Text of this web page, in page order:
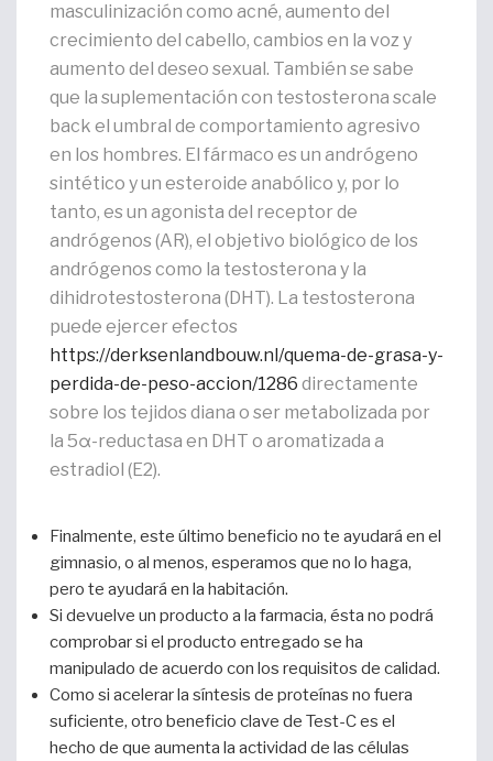
masculinización como acné, aumento del
crecimiento del cabello, cambios en la voz y
aumento del deseo sexual. También se sabe
que la suplementación con testosterona scale
back el umbral de comportamiento agresivo
en los hombres. El fármaco es un andrógeno
sintético y un esteroide anabólico y, por lo
tanto, es un agonista del receptor de
andrógenos (AR), el objetivo biológico de los
andrógenos como la testosterona y la
dihidrotestosterona (DHT). La testosterona
puede ejercer efectos
https://derksenlandbouw.nl/quema-de-grasa-y-
perdida-de-peso-accion/1286 directamente
sobre los tejidos diana o ser metabolizada por
la 5α-reductasa en DHT o aromatizada a
estradiol (E2).
Finalmente, este último beneficio no te ayudará en el
gimnasio, o al menos, esperamos que no lo haga,
pero te ayudará en la habitación.
Si devuelve un producto a la farmacia, ésta no podrá
comprobar si el producto entregado se ha
manipulado de acuerdo con los requisitos de calidad.
Como si acelerar la síntesis de proteínas no fuera
suficiente, otro beneficio clave de Test-C es el
hecho de que aumenta la actividad de las células